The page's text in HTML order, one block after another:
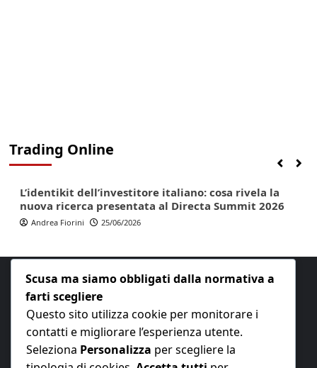
Trading Online
L’identikit dell’investitore italiano: cosa rivela la
nuova ricerca presentata al Directa Summit 2026
Andrea Fiorini 25/06/2026
E-mail:redazione@nuovaeconomia.it
Scusa ma siamo obbligati dalla normativa a
farti scegliere
Questo sito utilizza cookie per monitorare i
contatti e migliorare l’esperienza utente.
Seleziona Personalizza per scegliere la